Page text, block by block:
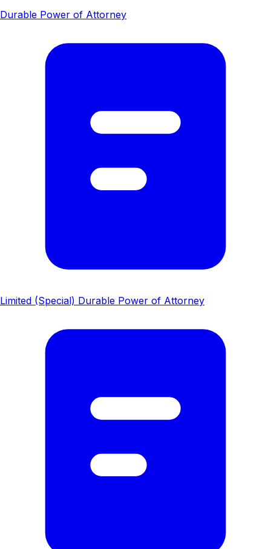
Durable Power of Attorney
Limited (Special) Durable Power of Attorney